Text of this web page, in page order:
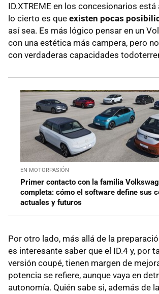
ID.XTREME en los concesionarios está
lo cierto es que existen pocas
así sea. Es más lógico pensar en un
con una estética más campera, pero
con verdaderas capacidades
EN MOTORPASIÓN
Primer contacto con la familia
completa: cómo el software define sus
actuales y futuros
Por otro lado, más allá de la
es interesante saber que el ID.4 y, por
versión coupé, tienen margen de
potencia se refiere, aunque vaya en
autonomía. Quién sabe si, además de